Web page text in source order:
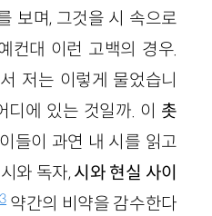
보며, 그것을 시 속으로
컨대 이런 고백의 경우.
저는 이렇게 물었습니
디에 있는 것일까. 이 촛
들이 과연 내 시를 읽고
와 독자,시와 현실 사이
3 약간의 비약을 감수한다